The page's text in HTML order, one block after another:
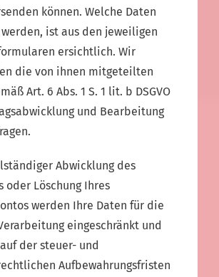
können. Welche Daten
ist aus den jeweiligen
ersichtlich. Wir
die von ihnen mitgeteilten
Art. 6 Abs. 1 S. 1 lit. b DSGVO
und Bearbeitung
Abwicklung des
oder Löschung Ihres
werden Ihre Daten für die
eingeschränkt und
der steuer- und
Aufbewahrungsfristen